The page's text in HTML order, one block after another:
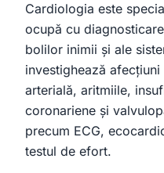
Cardiologia este
ocupă cu
bolilor inimii și ale
investighează
arterială, aritmiile,
coronariene și
precum ECG,
testul de efort.